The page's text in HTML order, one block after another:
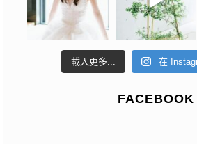
載入更多... 在
FACEBOOK